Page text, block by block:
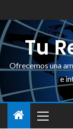
Tu
Ofrecemos una
e